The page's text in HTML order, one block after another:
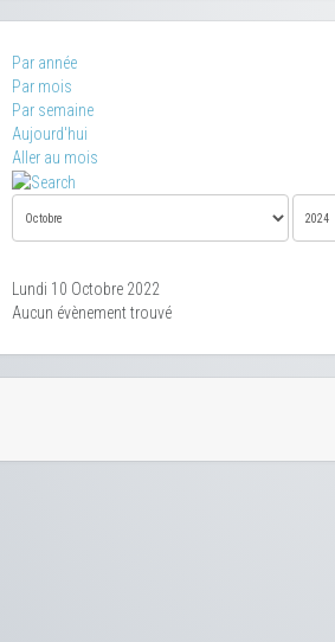
Par année
Par mois
Par semaine
Aujourd'hui
Aller au mois
Lundi 10 Octobre 2022
Aucun évènement trouvé